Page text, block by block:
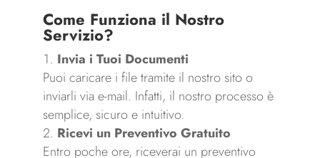
Come Funziona il Nostro
Servizio?
Invia i Tuoi Documenti
Puoi caricare i file tramite il nostro sito o
inviarli via e-mail. Infatti, il nostro processo è
semplice, sicuro e intuitivo.
Ricevi un Preventivo Gratuito
Entro poche ore, riceverai un preventivo